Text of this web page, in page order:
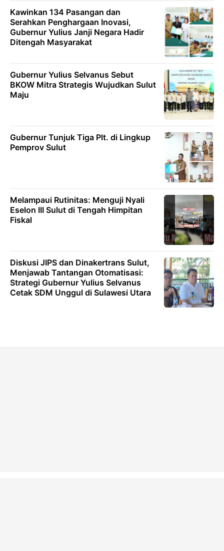
Kawinkan 134 Pasangan dan
Serahkan Penghargaan Inovasi,
Gubernur Yulius Janji Negara Hadir
Ditengah Masyarakat
Gubernur Yulius Selvanus Sebut
BKOW Mitra Strategis Wujudkan Sulut
Maju
Gubernur Tunjuk Tiga Plt. di Lingkup
Pemprov Sulut
Melampaui Rutinitas: Menguji Nyali
Eselon III Sulut di Tengah Himpitan
Fiskal
Diskusi JIPS dan Dinakertrans Sulut,
Menjawab Tantangan Otomatisasi:
Strategi Gubernur Yulius Selvanus
Cetak SDM Unggul di Sulawesi Utara